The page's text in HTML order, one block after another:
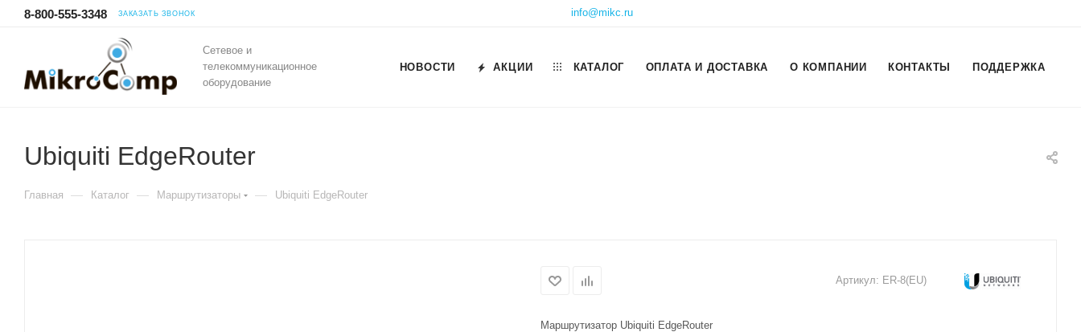
8-800-555-3348 ЗАКАЗАТЬ ЗВОНОК info@mikc.ru
Сетевое и
телекоммуникационное
оборудование
НОВОСТИ АКЦИИ КАТАЛОГ ОПЛАТА И ДОСТАВКА О КОМПАНИИ КОНТАКТЫ ПОДДЕРЖКА
Ubiquiti EdgeRouter
Главная — Каталог — Маршрутизаторы — Ubiquiti EdgeRouter
Артикул: ER-8(EU)
Маршрутизатор Ubiquiti EdgeRouter